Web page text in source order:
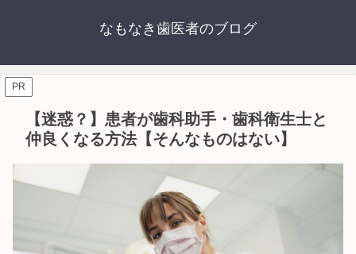
なもなき歯医者のブログ
PR
【迷惑？】患者が歯科助手・歯科衛生士と
仲良くなる方法【そんなものはない】